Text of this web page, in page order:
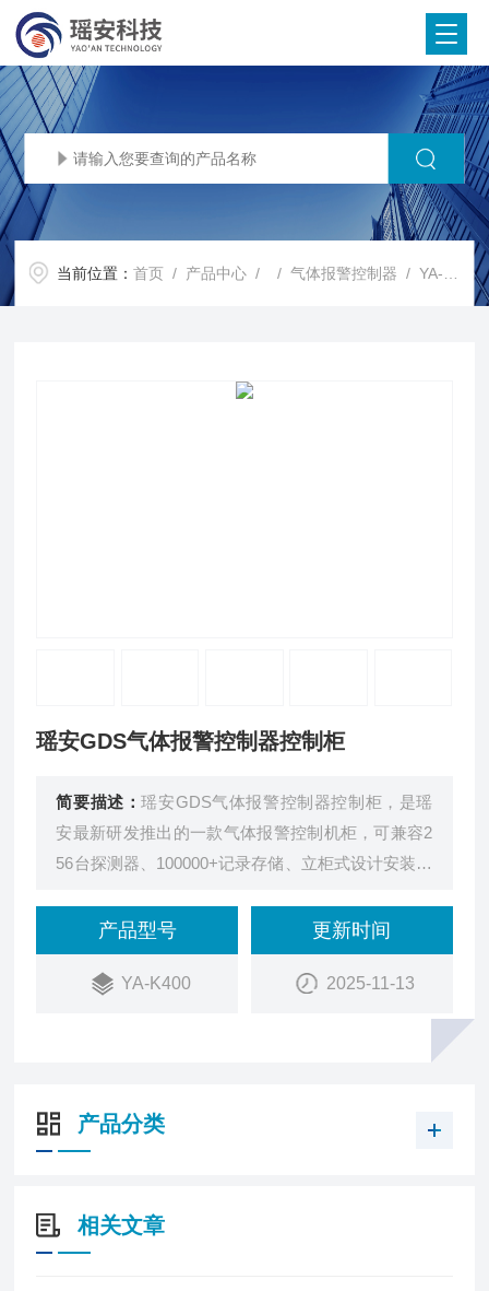
当前位置：首页 / 产品中心 / /气体报警控制器 / YA-K400瑶安GDS气体报警控制器控制柜
瑶安GDS气体报警控制器控制柜
简要描述：瑶安GDS气体报警控制器控制柜，是瑶
安最新研发推出的一款气体报警控制机柜，可兼容2
56台探测器、100000+记录存储、立柜式设计安装简
测、远程监管，主供电电源+备用UPS电源，支持应
急备电。可与瑶安YA-D300系列、YA-D400系列等气
体探测器搭配使用，组成GDS气体检测报警系统。
产品型号
YA-K400
更新时间
2025-11-13
产品分类
相关文章